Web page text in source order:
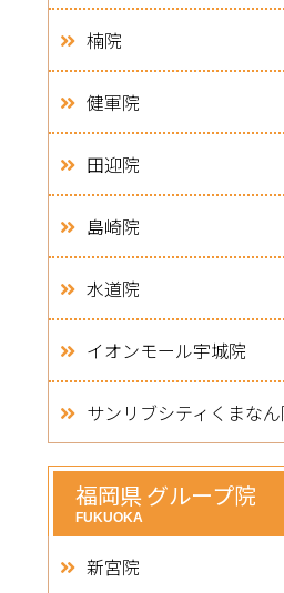
楠院
健軍院
田迎院
島崎院
水道院
イオンモール宇城院
サンリブシティくまな
福岡県 グループ院
FUKUOKA
新宮院